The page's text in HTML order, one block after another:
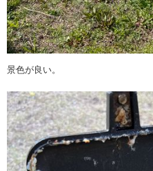
景色が良い。